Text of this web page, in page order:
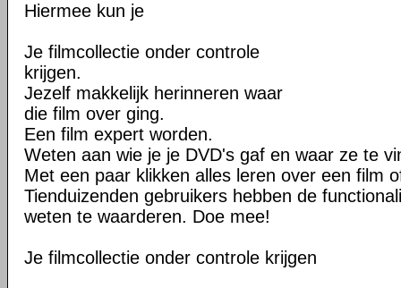
Hiermee kun je
Je filmcollectie onder controle
krijgen.
Jezelf makkelijk herinneren waar
die film over ging.
Een film expert worden.
Weten aan wie je je DVD's gaf en waar ze te
Met een paar klikken alles leren over een film
Tienduizenden gebruikers hebben de
weten te waarderen. Doe mee!
Je filmcollectie onder controle krijgen